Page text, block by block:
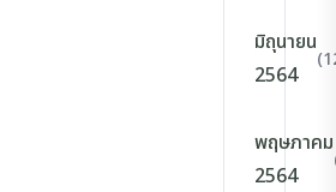
มิถุนายน
2564
พฤษภาคม
2564